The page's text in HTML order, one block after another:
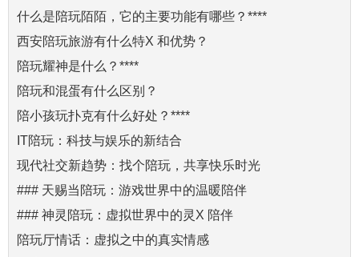
什么是陪玩陌陌，它的主要功能有哪些？****
西安陪玩旅游有什么特X 和优势？
陪玩耀神是什么？****
陪玩和混蛋有什么区别？
陪小孩玩扑克有什么好处？****
IT陪玩：科技与娱乐的新结合
现代社交新趋势：找个陪玩，共享快乐时光
### 天赐当陪玩：游戏世界中的温暖陪伴
### 神灵陪玩：虚拟世界中的灵X 陪伴
陪玩厅情话：虚拟之中的真实情感